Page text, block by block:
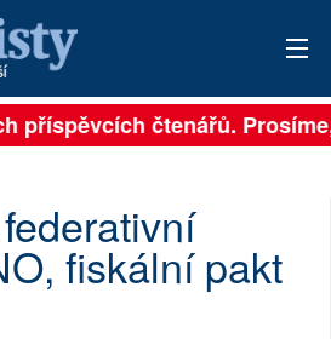
čtenářů.
fiskální pakt